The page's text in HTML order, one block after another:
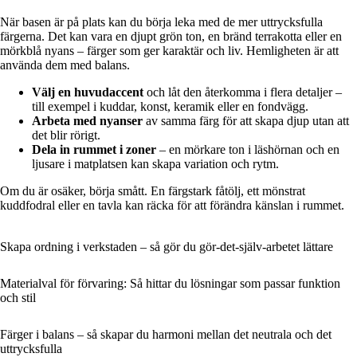
När basen är på plats kan du börja leka med de mer uttrycksfulla
färgerna. Det kan vara en djupt grön ton, en bränd terrakotta eller en
mörkblå nyans – färger som ger karaktär och liv. Hemligheten är att
använda dem med balans.
Välj en huvudaccentoch låt den återkomma i flera detaljer –
till exempel i kuddar, konst, keramik eller en fondvägg.
Arbeta med nyanser av samma färg för att skapa djup utan att
det blir rörigt.
Dela in rummet i zoner – en mörkare ton i läshörnan och en
ljusare i matplatsen kan skapa variation och rytm.
Om du är osäker, börja smått. En färgstark fåtölj, ett mönstrat
kuddfodral eller en tavla kan räcka för att förändra känslan i rummet.
Skapa ordning i verkstaden – så gör du gör-det-själv-arbetet lättare
Materialval för förvaring: Så hittar du lösningar som passar funktion
och stil
Färger i balans – så skapar du harmoni mellan det neutrala och det
uttrycksfulla